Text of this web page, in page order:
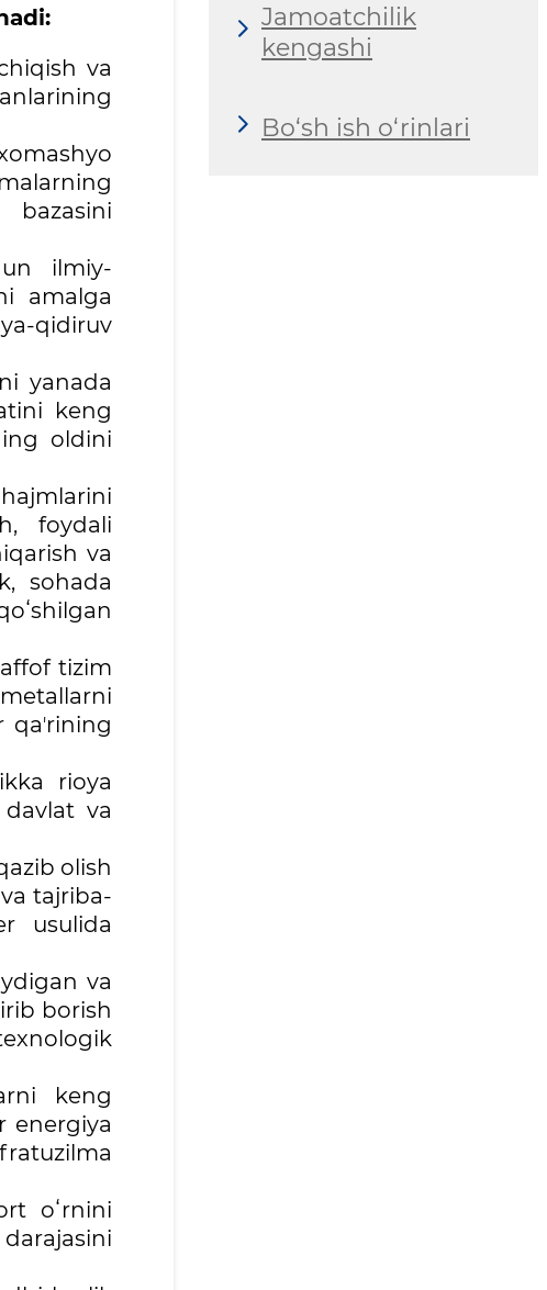
va
bazasini
ilmiy-
amalga
qidiruv
yanada
keng
oldini
foydali
va
sohada
tizim
rioya
va
olish
tajriba-
usulida
va
borish
keng
energiya
oʻrnini
Jamoatchilik
kengashi
Bo‘sh ish o‘rinlari